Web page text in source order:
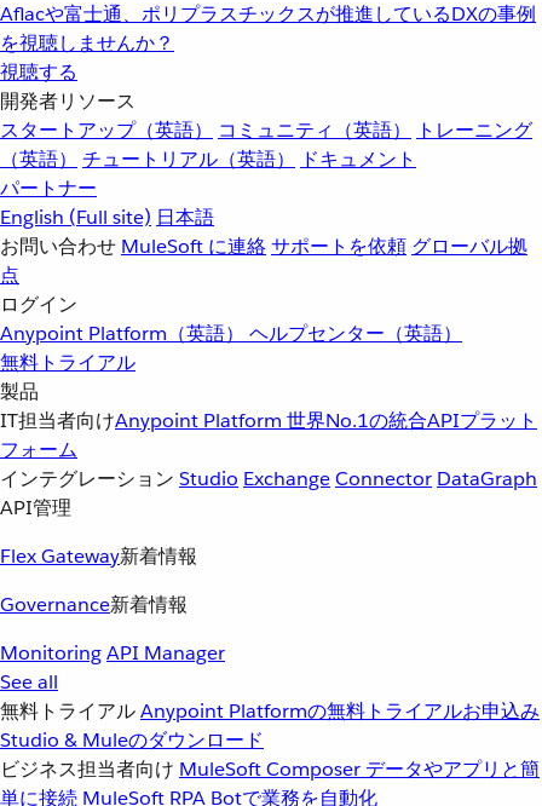
Aflacや富士通、ポリプラスチックスが推進しているDXの事例
を視聴しませんか？
視聴する
開発者リソース
スタートアップ（英語）
コミュニティ（英語）
トレーニング
（英語）
チュートリアル（英語）
ドキュメント
パートナー
English (Full site) 日本語
お問い合わせ MuleSoft に連絡サポートを依頼 グローバル拠
点
ログイン
Anypoint Platform（英語） ヘルプセンター（英語）
無料トライアル
製品
IT担当者向けAnypoint Platform 世界No.1の統合APIプラット
フォーム
インテグレーション Studio ExchangeConnector DataGraph
API管理
Flex Gateway新着情報
Governance新着情報
MonitoringAPI Manager
See all
無料トライアルAnypoint Platformの無料トライアルお申込み
Studio & Muleのダウンロード
ビジネス担当者向け MuleSoft Composer データやアプリと簡
単に接続 MuleSoft RPA Botで業務を自動化